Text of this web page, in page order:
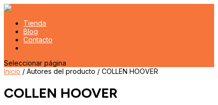
Tienda
Blog
Contacto
Seleccionar página
Inicio / Autores del producto / COLLEN HOOVER
COLLEN HOOVER